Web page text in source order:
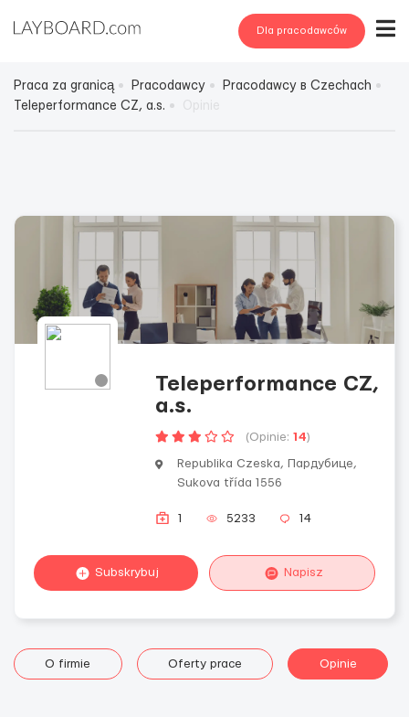
Dla pracodawców
Praca za granicą Pracodawcy
Pracodawcy в Czechach
Teleperformance CZ, a.s.
Teleperformance CZ,
a.s.
(Opinie: 14)
Republika Czeska, Пардубице,
Sukova třída 1556
1 5233 14
Subskrybuj Napisz
O firmie Oferty prace Opinie